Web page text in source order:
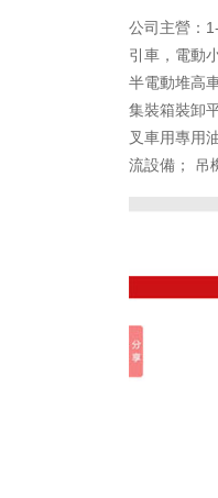
公司主營 ：
引車，電動
半電動堆高
集裝箱裝卸
叉車用專用
流設備； 吊